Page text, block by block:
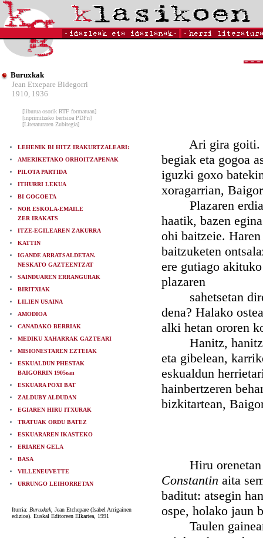
Buruxkak
Jean Etxepare Bidegorri
1910, 1936
[liburua osorik RTF formatuan]
[inprimitzeko bertsioa PDFn]
[Literaturaren Zubitegia]
LEHENIK BI HITZ IRAKURTZALEARI:
AMERIKETAKO ORHOITZAPENAK
PILOTA PARTIDA
ITHURRI LEKUA
BI GOGOETA
NOR ESKOLA-EMAILE
ZER IRAKATS
ITZE-EGILEAREN ZAKURRA
KATTIN
IGANDE ARRATSALDETAN.
NESKATO GAZTEENTZAT
SAINDUAREN ERRANGURAK
BIRITXIAK
LILIEN USAINA
AMODIOA
CANADAKO BERRIAK
MEDIKU XAHARRAK GAZTEARI
MISIONESTAREN EZTEIAK
ESKUALDUN PHESTAK
BAIGORRIN 1905ean
ESKUARA POXI BAT
ZALDUBY ALDUDAN
EGIAREN HIRU ITXURAK
TRATUAK ORDU BATEZ
ESKUARAREN IKASTEKO
ERIAREN GELA
BASA
VILLENEUVETTE
URRUNGO LEIHORRETAN
Iturria: Buruxkak, Jean Etchepare (Isabel Arrigainen
edizioa). Euskal Editoreen Elkartea, 1991
Ari gira goiti.
begiak eta gogoa
iguzki goxo
xoragarrian,
Plazaren
haatik, bazen
ohi baitzeie.
baitzuketen
ere gutiago
plazaren
sahetsetan
dena? Halako
alki hetan ororen
Hanitz, hanitz
eta gibelean,
eskualdun
hainbertzeren
bizkitartean,
Hiru orenetan
Constantin aita
baditut: atsegin
ospe, holako jaun
Taulen